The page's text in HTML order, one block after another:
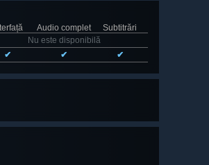
Audio complet
Subtitrări
Nu este disponibilă
✔ ✔ ✔